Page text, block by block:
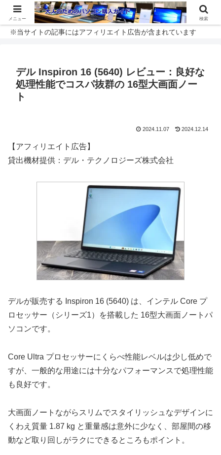
※当サイトの記事にはアフィリエイト広告が含まれています
デル Inspiron 16 (5640) レビュー：良好な
処理性能でコスパ抜群の 16型大画面ノー
ト
2024.11.07 2024.12.14
【アフィリエイト広告】
貸出機材提供：デル・テクノロジーズ株式会社
デルが販売する Inspiron 16 (5640) は、インテル Core プ
ロセッサー（シリーズ1）を搭載した 16型大画面ノートパ
ソコンです。
Core Ultra プロセッサーにくらべ性能レベルは少し低めで
すが、一般的な用途には十分なパフォーマンスで処理性能
も良好です。
大画面ノートながらスリムでスタイリッシュなデザインに
くわえ質量 1.87 kg と重量感は意外に少なく、部屋間の移
動など取り回しがラクにできるところもポイント。
メニュー 検索